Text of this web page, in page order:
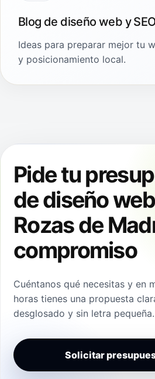
Blog de diseño web y
Ideas para preparar mejor tu
y posicionamiento local.
Pide tu
de diseño
Rozas de
compromiso
Cuéntanos qué necesitas y en
horas tienes una propuesta
desglosado y sin letra pequeña.
Solicitar